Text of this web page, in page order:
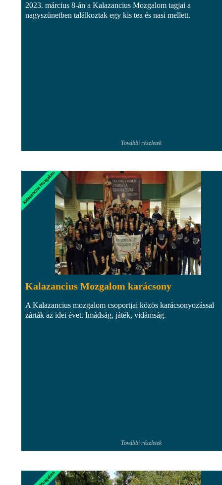
2023. március 8-án a Kalazancius Mozgalom tagjai a
nagyszünetben találkoztak egy kis tea és nasi mellett.
További részletek
Kalazancius Mozgalom karácsony
A Kalazancius mozgalom csoportjai közös karácsonyozással
zárták az idei évet. Imádság, játék, vidámság.
További részletek